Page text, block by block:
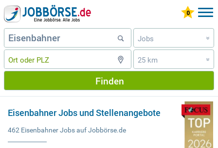
Jobs »
25 km »
Finden
Eisenbahner Jobs und Stellenangebote
462 Eisenbahner Jobs auf Jobbörse.de